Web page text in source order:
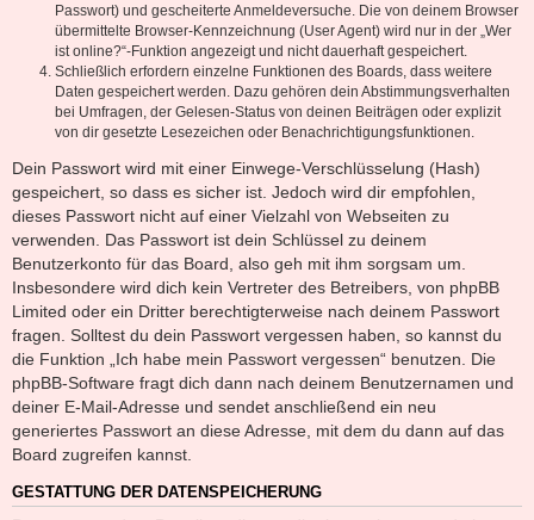
Passwort) und gescheiterte Anmeldeversuche. Die von deinem Browser
übermittelte Browser-Kennzeichnung (User Agent) wird nur in der „Wer
ist online?“-Funktion angezeigt und nicht dauerhaft gespeichert.
Schließlich erfordern einzelne Funktionen des Boards, dass weitere
Daten gespeichert werden. Dazu gehören dein Abstimmungsverhalten
bei Umfragen, der Gelesen-Status von deinen Beiträgen oder explizit
von dir gesetzte Lesezeichen oder Benachrichtigungsfunktionen.
Dein Passwort wird mit einer Einwege-Verschlüsselung (Hash)
gespeichert, so dass es sicher ist. Jedoch wird dir empfohlen,
dieses Passwort nicht auf einer Vielzahl von Webseiten zu
verwenden. Das Passwort ist dein Schlüssel zu deinem
Benutzerkonto für das Board, also geh mit ihm sorgsam um.
Insbesondere wird dich kein Vertreter des Betreibers, von phpBB
Limited oder ein Dritter berechtigterweise nach deinem Passwort
fragen. Solltest du dein Passwort vergessen haben, so kannst du
die Funktion „Ich habe mein Passwort vergessen“ benutzen. Die
phpBB-Software fragt dich dann nach deinem Benutzernamen und
deiner E-Mail-Adresse und sendet anschließend ein neu
generiertes Passwort an diese Adresse, mit dem du dann auf das
Board zugreifen kannst.
GESTATTUNG DER DATENSPEICHERUNG